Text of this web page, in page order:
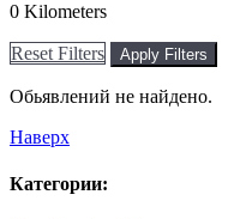
0 Kilometers
Reset Filters Apply Filters
Обьявлений не найдено.
Наверх
Категории: